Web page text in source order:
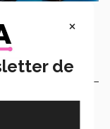
de
Foto: Andrea
×
de